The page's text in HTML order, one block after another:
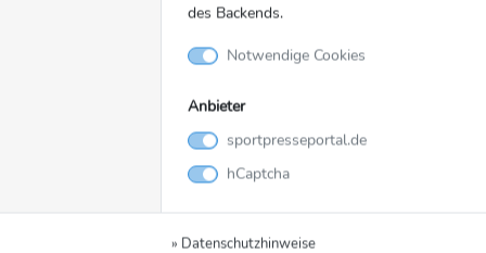
Mathias Bitsch heute macht, das war eine
Explosion zum richtigen Zeitpunkt. Er hat sehr
Sky Experte Pascal Hens …
… zum VfL Gummersbach:
„Das musst du als
des Backends.
Notwendige Cookies
Anbieter
sportpresseportal.de
hCaptcha
» Datenschutzhinweise